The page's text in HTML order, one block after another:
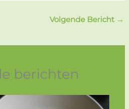
Volgende Bericht →
berichten